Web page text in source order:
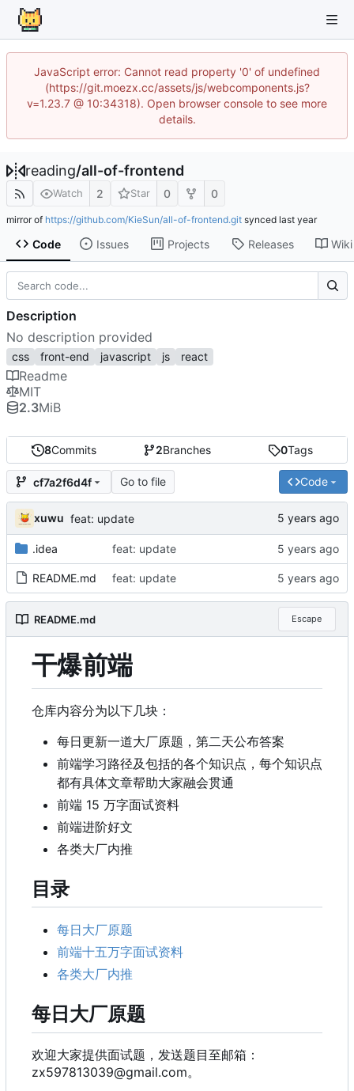
JavaScript error: Cannot read property '0' of undefined
(https://git.moezx.cc/assets/js/webcomponents.js?
v=1.23.7 @ 10:34318). Open browser console to see more
details.
reading/all-of-frontend
Watch 2 Star 0 0
mirror of https://github.com/KieSun/all-of-frontend.git synced
Code Issues Projects Releases Wiki
8Commits 2Branches 0Tags
cf7a2f6d4f Go to file Code
xuwu feat: update
.idea feat: update
README.md feat: update
README.md Escape
干爆前端
仓库内容分为以下几块：
每日更新一道大厂原题，第二天公布答案
前端学习路径及包括的各个知识点，每个知识点
都有具体文章帮助大家融会贯通
前端 15 万字面试资料
前端进阶好文
各类大厂内推
目录
每日大厂原题
前端十五万字面试资料
各类大厂内推
每日大厂原题
欢迎大家提供面试题 ， 发送题目至邮箱 ：
zx597813039@gmail.com。
Description
No description provided
css front-end javascript js react
Readme
MIT
2.3MiB